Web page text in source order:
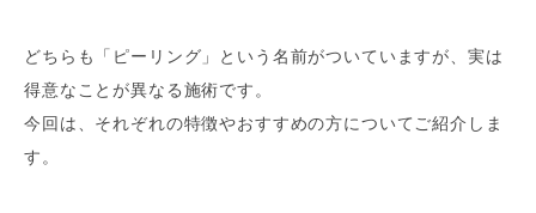
どちらも「ピーリング」という名前がついていますが、実は
得意なことが異なる施術です。
今回は、それぞれの特徴やおすすめの方についてご紹介しま
す。